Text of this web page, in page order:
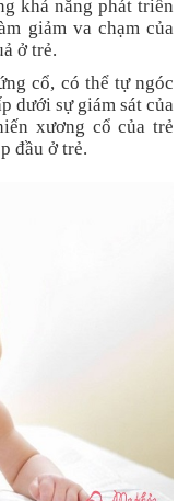
khả năng phát triển
giảm va chạm của
ở trẻ.
cổ, có thể tự ngóc
dưới sự giám sát của
xương cổ của trẻ
đầu ở trẻ.